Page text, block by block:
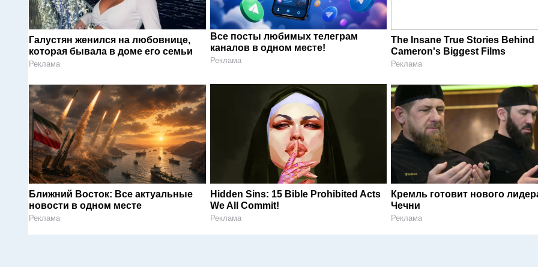
Галустян женился на любовнице,
которая бывала в доме его семьи
Реклама
Все посты любимых телеграм
каналов в одном месте!
Реклама
The Insane True Stories Behind
Cameron's Biggest Films
Реклама
Ближний Восток: Все актуальные
новости в одном месте
Реклама
Hidden Sins: 15 Bible Prohibited Acts
We All Commit!
Реклама
Кремль готовит нового
Чечни
Реклама